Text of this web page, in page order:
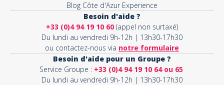
Blog Côte d'Azur Experience
Besoin d'aide ?
+33 (0)4 94 19 10 60 (appel non surtaxé)
Du lundi au vendredi 9h-12h | 13h30-17h30
ou contactez-nous via notre formulaire
Besoin d'aide pour un Groupe ?
Service Groupe : +33 (0)4 94 19 10 64 ou 65
Du lundi au vendredi 9h-12h | 13h30-17h30